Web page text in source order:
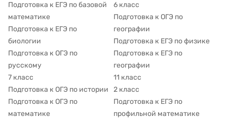
Подготовка к ЕГЭ по базовой
математике
Подготовка к ЕГЭ по
биологии
Подготовка к ОГЭ по
русскому
7 класс
Подготовка к ОГЭ по истории
Подготовка к ОГЭ по
математике
6 класс
Подготовка к ОГЭ по
географии
Подготовка к ЕГЭ по физике
Подготовка к ЕГЭ по
географии
11 класс
2 класс
Подготовка к ЕГЭ по
профильной математике